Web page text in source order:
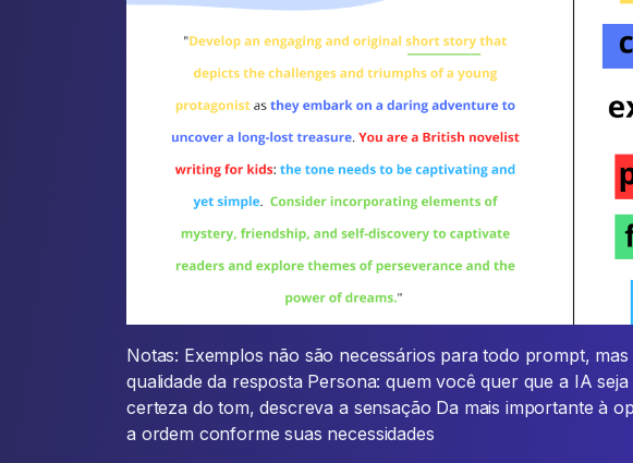
Notas: Exemplos não são necessários para todo prompt,
qualidade da resposta Persona: quem você quer que a IA
certeza do tom, descreva a sensação Da mais importante à
a ordem conforme suas necessidades